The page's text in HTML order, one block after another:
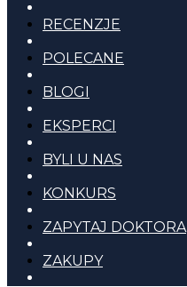
RECENZJE
POLECANE
BLOGI
EKSPERCI
BYLI U NAS
KONKURS
ZAPYTAJ DOKTORA
ZAKUPY